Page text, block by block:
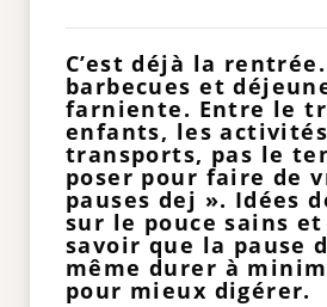
C’est déjà la
barbecues et
farniente. Entre le
enfants, les
transports, pas le
poser pour faire de
pauses dej ». Idées
sur le pouce sains
savoir que la pause
même durer à
pour mieux digérer.